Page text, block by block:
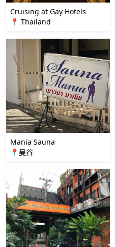
Cruising at Gay Hotels
📍 Thailand
Mania Sauna
📍曼谷